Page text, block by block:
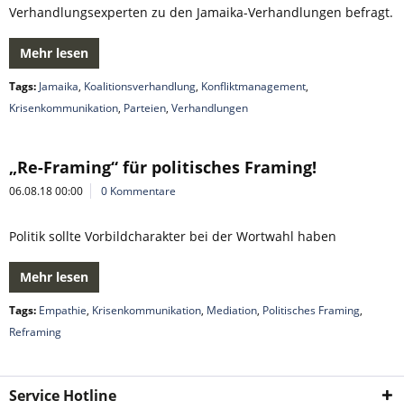
Verhandlungsexperten zu den Jamaika-Verhandlungen befragt.
Mehr lesen
Tags: Jamaika, Koalitionsverhandlung, Konfliktmanagement,
Krisenkommunikation, Parteien, Verhandlungen
„Re-Framing“ für politisches Framing!
06.08.18 00:00 0 Kommentare
Politik sollte Vorbildcharakter bei der Wortwahl haben
Mehr lesen
Tags: Empathie, Krisenkommunikation, Mediation, Politisches Framing,
Reframing
Service Hotline